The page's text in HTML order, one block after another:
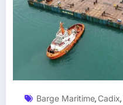
Barge Maritime, Cadix,